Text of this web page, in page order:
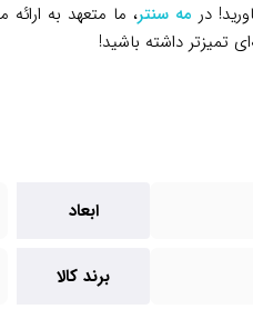
مه سنتر، ما متعهد به
تمیزتر داشته باشید!
ابعاد
برند کالا